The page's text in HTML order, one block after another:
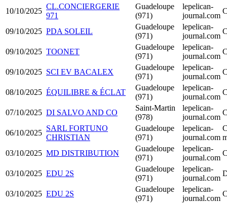
10/10/2025
CL.CONCIERGERIE
971
Guadeloupe
(971)
lepelican-
journal.com
09/10/2025 PDA SOLEIL
Guadeloupe
(971)
lepelican-
journal.com
09/10/2025 TOONET
Guadeloupe
(971)
lepelican-
journal.com
09/10/2025 SCI EV BACALEX
Guadeloupe
(971)
lepelican-
journal.com
08/10/2025 ÉQUILIBRE & ÉCLAT
Guadeloupe
(971)
lepelican-
journal.com
07/10/2025 DI SALVO AND CO
Saint-Martin
(978)
lepelican-
journal.com
06/10/2025
SARL FORTUNO
CHRISTIAN
Guadeloupe
(971)
lepelican-
journal.com
03/10/2025 MD DISTRIBUTION
Guadeloupe
(971)
lepelican-
journal.com
03/10/2025 EDU 2S
Guadeloupe
(971)
lepelican-
journal.com
03/10/2025 EDU 2S
Guadeloupe
(971)
lepelican-
journal.com